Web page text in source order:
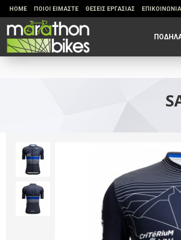
HOME ΠΟΙΟΙ ΕΙΜΑΣΤΕ ΘΕΣΕΙΣ ΕΡΓΑΣΙΑΣ ΕΠΙΚΟΙΝΩΝΙΑ